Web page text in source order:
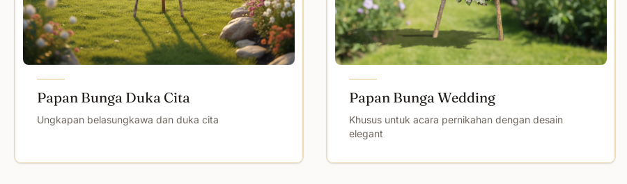
Papan Bunga Duka Cita
Ungkapan belasungkawa dan duka cita
Papan Bunga Wedding
Khusus untuk acara pernikahan dengan desain
elegant